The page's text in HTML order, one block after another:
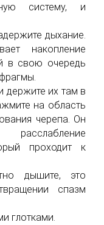
систему, и
дыхание.
накопление
в свою очередь
держите их там в
на область
черепа. Он
проходит к
дышите, это
спазм
глотками.